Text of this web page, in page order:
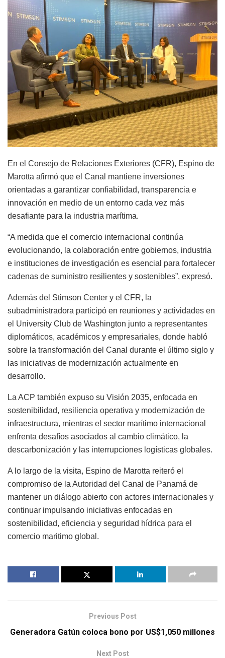
En el Consejo de Relaciones Exteriores (CFR), Espino de
Marotta afirmó que el Canal mantiene inversiones
orientadas a garantizar confiabilidad, transparencia e
innovación en medio de un entorno cada vez más
desafiante para la industria marítima.
“A medida que el comercio internacional continúa
evolucionando, la colaboración entre gobiernos, industria
e instituciones de investigación es esencial para fortalecer
cadenas de suministro resilientes y sostenibles”, expresó.
Además del Stimson Center y el CFR, la
subadministradora participó en reuniones y actividades en
el University Club de Washington junto a representantes
diplomáticos, académicos y empresariales, donde habló
sobre la transformación del Canal durante el último siglo y
las iniciativas de modernización actualmente en
desarrollo.
La ACP también expuso su Visión 2035, enfocada en
sostenibilidad, resiliencia operativa y modernización de
infraestructura, mientras el sector marítimo internacional
enfrenta desafíos asociados al cambio climático, la
descarbonización y las interrupciones logísticas globales.
A lo largo de la visita, Espino de Marotta reiteró el
compromiso de la Autoridad del Canal de Panamá de
mantener un diálogo abierto con actores internacionales y
continuar impulsando iniciativas enfocadas en
sostenibilidad, eficiencia y seguridad hídrica para el
comercio maritimo global.
Previous Post
Generadora Gatún coloca bono por US$1,050 millones
Next Post